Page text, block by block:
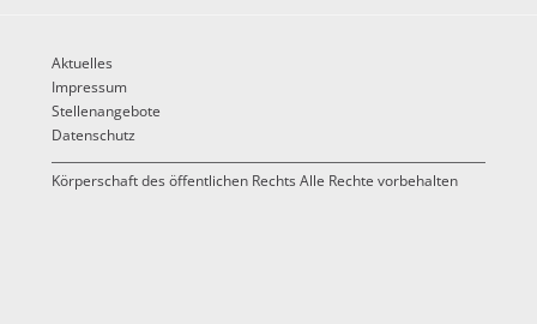
Aktuelles
Impressum
Stellenangebote
Datenschutz
Körperschaft des öffentlichen Rechts Alle Rechte vorbehalten